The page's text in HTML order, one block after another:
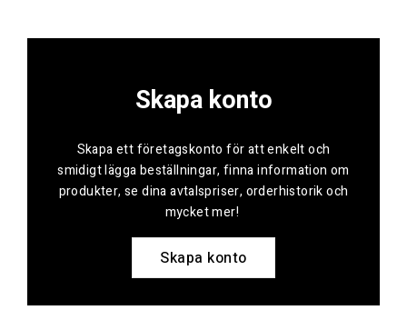
Skapa konto
Skapa ett företagskonto för att enkelt och
smidigt lägga beställningar, finna information om
produkter, se dina avtalspriser, orderhistorik och
mycket mer!
Skapa konto